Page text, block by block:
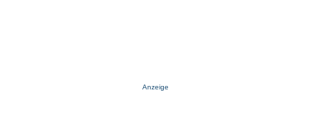
Anzeige